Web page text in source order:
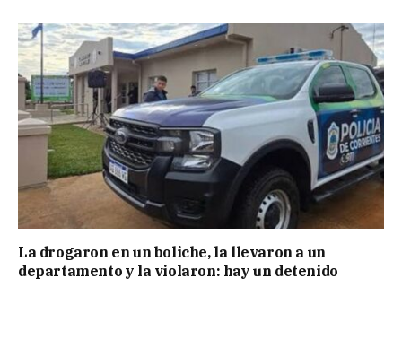
La drogaron en un boliche, la llevaron a un
departamento y la violaron: hay un detenido